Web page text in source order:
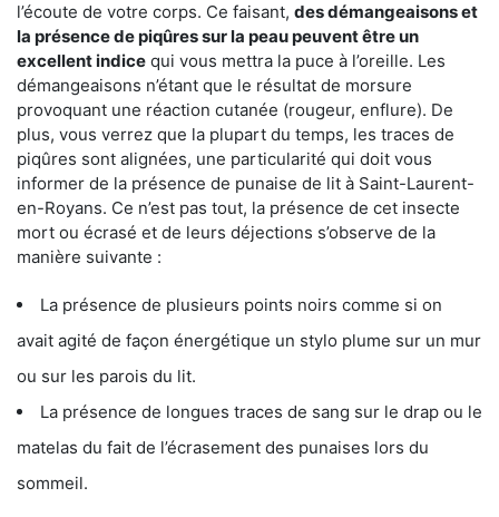
l’écoute de votre corps. Ce faisant, des démangeaisons et
la présence de piqûres sur la peau peuvent être un
excellent indice qui vous mettra la puce à l’oreille. Les
démangeaisons n’étant que le résultat de morsure
provoquant une réaction cutanée (rougeur, enflure). De
plus, vous verrez que la plupart du temps, les traces de
piqûres sont alignées, une particularité qui doit vous
informer de la présence de punaise de lit à Saint-Laurent-
en-Royans. Ce n’est pas tout, la présence de cet insecte
mort ou écrasé et de leurs déjections s’observe de la
manière suivante :
La présence de plusieurs points noirs comme si on
avait agité de façon énergétique un stylo plume sur un mur
ou sur les parois du lit.
La présence de longues traces de sang sur le drap ou le
matelas du fait de l’écrasement des punaises lors du
sommeil.